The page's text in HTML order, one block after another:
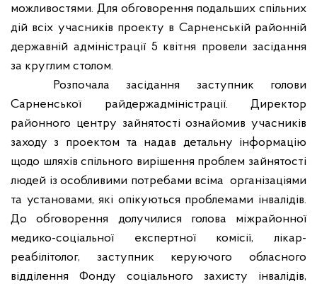
можливостями. Для обговорення подальших спільних
дій всіх учасників проекту в Сарненській районній
державній адміністрації 5 квітня провели засідання
за круглим столом.
Розпочала засідання заступник голови
Сарненської райдержадміністрації. Директор
районного центру зайнятості ознайомив учасників
заходу з проектом та надав детальну інформацію
щодо шляхів спільного вирішення проблем зайнятості
людей із особливими потребами всіма організаціями
та установами, які опікуються проблемами інвалідів.
До обговорення долучилися голова міжрайонної
медико-соціальної експертної комісії, лікар-
реабілітолог, заступник керуючого обласного
відділення Фонду соціального захисту інвалідів,